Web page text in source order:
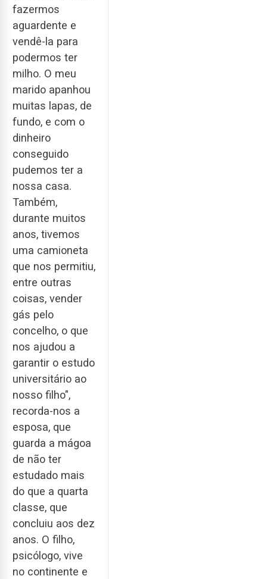
fazermos
aguardente e
vendê-la para
podermos ter
milho. O meu
marido apanhou
muitas lapas, de
fundo, e com o
dinheiro
conseguido
pudemos ter a
nossa casa.
Também,
durante muitos
anos, tivemos
uma camioneta
que nos permitiu,
entre outras
coisas, vender
gás pelo
concelho, o que
nos ajudou a
garantir o estudo
universitário ao
nosso filho",
recorda-nos a
esposa, que
guarda a mágoa
de não ter
estudado mais
do que a quarta
classe, que
concluiu aos dez
anos. O filho,
psicólogo, vive
no continente e